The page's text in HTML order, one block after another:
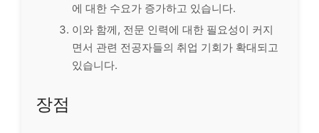
에 대한 수요가 증가하고 있습니다.
이와 함께, 전문 인력에 대한 필요성이 커지
면서 관련 전공자들의 취업 기회가 확대되고
있습니다.
장점